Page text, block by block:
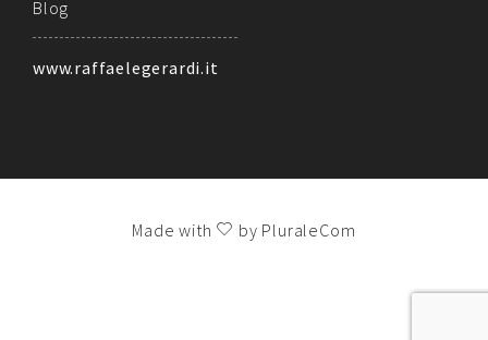
Blog
www.raffaelegerardi.it
Made with by PluraleCom